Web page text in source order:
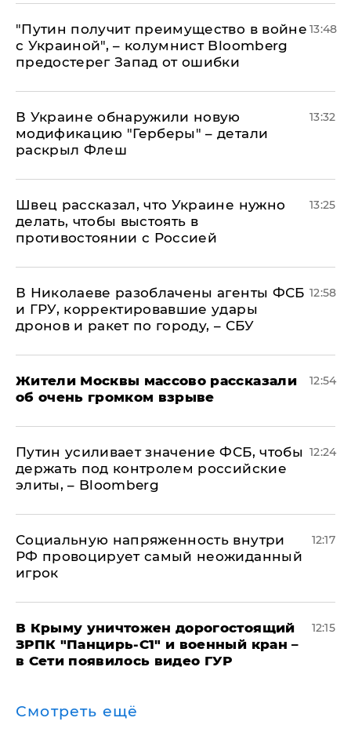
"Путин получит преимущество в войне
с Украиной", – колумнист Bloomberg
предостерег Запад от ошибки
13:48
В Украине обнаружили новую
модификацию "Герберы" – детали
раскрыл Флеш
13:32
Швец рассказал, что Украине нужно
делать, чтобы выстоять в
противостоянии с Россией
13:25
В Николаеве разоблачены агенты ФСБ
и ГРУ, корректировавшие удары
дронов и ракет по городу, – СБУ
12:58
Жители Москвы массово рассказали
об очень громком взрыве
12:54
Путин усиливает значение ФСБ, чтобы
держать под контролем российские
элиты, – Bloomberg
12:24
Социальную напряженность внутри
РФ провоцирует самый неожиданный
игрок
12:17
В Крыму уничтожен дорогостоящий
ЗРПК "Панцирь-С1" и военный кран –
в Сети появилось видео ГУР
12:15
Смотреть ещё